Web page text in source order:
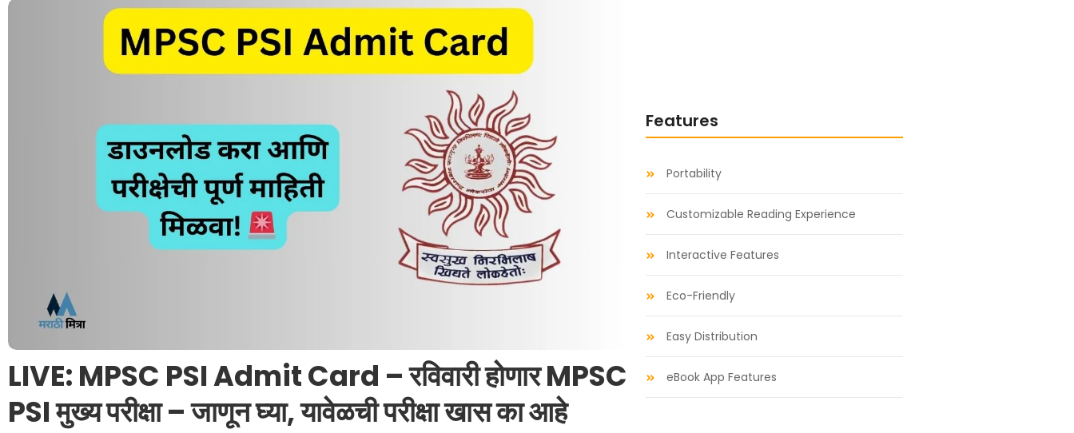
LIVE: MPSC PSI Admit Card – रविवारी होणार MPSC
PSI मुख्य परीक्षा – जाणून घ्या, यावेळची परीक्षा खास का आहे
Features
Portability
Customizable Reading Experience
Interactive Features
Eco-Friendly
Easy Distribution
eBook App Features